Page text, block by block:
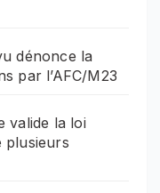
dénonce la
par l’AFC/M23
valide la loi
plusieurs